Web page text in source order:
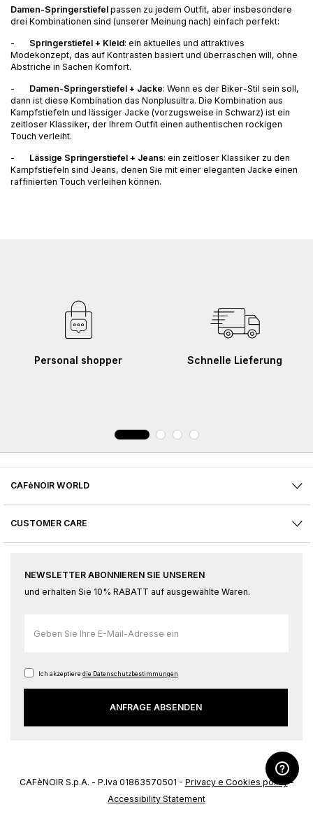
Damen-Springerstiefel passen zu jedem Outfit, aber insbesondere
drei Kombinationen sind (unserer Meinung nach) einfach perfekt:
- Springerstiefel + Kleid: ein aktuelles und attraktives
Modekonzept, das auf Kontrasten basiert und überraschen will, ohne
Abstriche in Sachen Komfort.
- Damen-Springerstiefel + Jacke: Wenn es der Biker-Stil sein soll,
dann ist diese Kombination das Nonplusultra. Die Kombination aus
Kampfstiefeln und lässiger Jacke (vorzugsweise in Schwarz) ist ein
zeitloser Klassiker, der Ihrem Outfit einen authentischen rockigen
Touch verleiht.
- Lässige Springerstiefel + Jeans: ein zeitloser Klassiker zu den
Kampfstiefeln sind Jeans, denen Sie mit einer eleganten Jacke einen
raffinierten Touch verleihen können.
Personal shopper Schnelle Lieferung
CAFèNOIR WORLD
CUSTOMER CARE
NEWSLETTER ABONNIEREN SIE UNSEREN
und erhalten Sie 10% RABATT auf ausgewählte Waren.
für
unseren
Ich akzeptiere die Datenschutzbestimmungen
ANFRAGE ABSENDEN
CAFèNOIR S.p.A. - P.Iva 01863570501 - Privacy e Cookies policy-
Accessibility Statement